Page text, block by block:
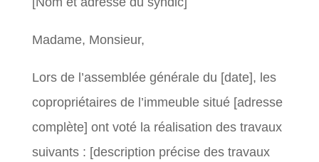
Madame, Monsieur,
Lors de l’assemblée générale du [date], les
copropriétaires de l’immeuble situé [adresse
complète] ont voté la réalisation des travaux
suivants : [description précise des travaux